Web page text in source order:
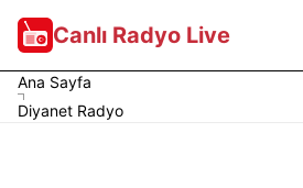
Canlı Radyo Live
Ana Sayfa
Diyanet Radyo